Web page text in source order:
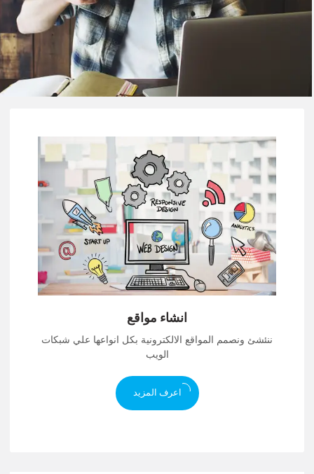
انشاء مواقع
ننئشئ ونصمم المواقع الالكترونية بكل انواعها علي شبكات
الويب
اعرف المزيد